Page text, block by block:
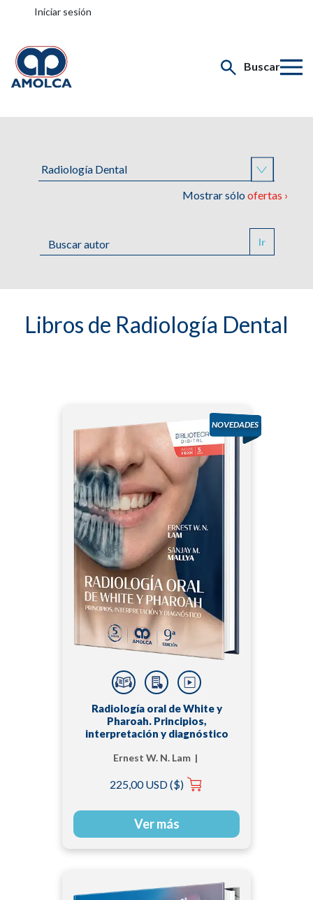
Iniciar sesión
Buscar
Mostrar sóloofertas ›
Ir
Libros de Radiología Dental
Radiología oral de White y
Pharoah. Principios,
interpretación y diagnóstico
Ernest W. N. Lam |
225,00 USD ($)
Ver más